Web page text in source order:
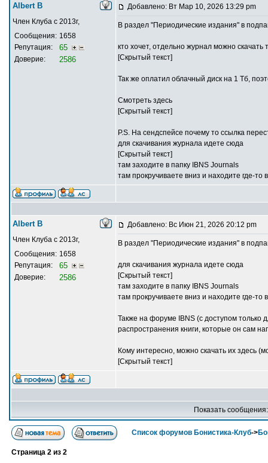
Albert В
Член Клуба с 2013г,
Сообщения: 1658
Репутация:
65
Доверие: 2586
Добавлено: Вт Мар 10, 2026 13:29 pm
В раздел "Периодические издания" в
кто хочет, отдельно журнал можно скачать
[Скрытый текст]
Так же оплатил облачный диск на 1 Тб,
Смотреть здесь
[Скрытый текст]
P.S. На сендспейсе почему то ссылка
для скачивания журнала идете сюда
[Скрытый текст]
там заходите в папку IBNS Journals
там прокручиваете вниз и находите где-то
Albert В
Член Клуба с 2013г,
Сообщения: 1658
Репутация:
65
Доверие: 2586
Добавлено: Вс Июн 21, 2026 20:12 pm
В раздел "Периодические издания" в
для скачивания журнала идете сюда
[Скрытый текст]
там заходите в папку IBNS Journals
там прокручиваете вниз и находите где-то
Также на форуме IBNS (с доступом только
распространения книги, которые он сам
Кому интересно, можно скачать их здесь
[Скрытый текст]
Показать
Список форумов Бонистика-Клуб->
Страница 2 из 2